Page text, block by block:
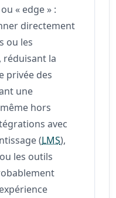
« edge » :
directement
ou les
la
privée des
une
hors
avec
(LMS),
les outils